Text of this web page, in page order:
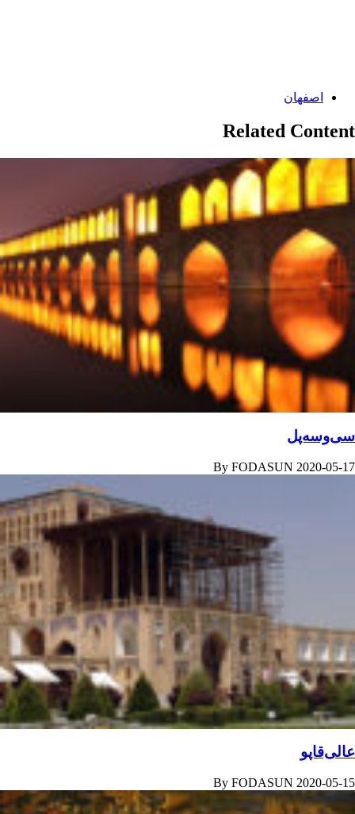
Categories:
اصفهان
Related Content
سی‌وسه‌پل
By FODASUN 2020-05-17
عالی‌قاپو
By FODASUN 2020-05-15